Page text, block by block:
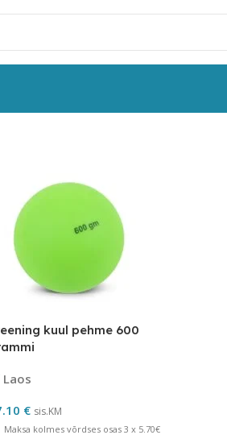
kuul pehme 600
Laos
€ sis.KM
Maksa kolmes võrdses osas 3 x 5.70€